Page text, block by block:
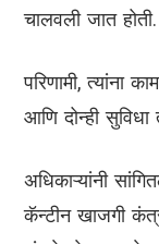
चालवली जात होती.
परिणामी, त्यांना
आणि दोन्ही
अधिकाऱ्यांनी
कॅन्टीन खाजगी